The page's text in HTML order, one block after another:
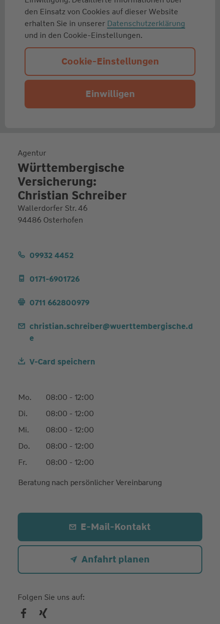
den Einsatz von Cookies auf dieser Website
erhalten Sie in unserer Datenschutzerklärung
und in den Cookie-Einstellungen.
Cookie-Einstellungen
Einwilligen
Agentur
Württembergische
Versicherung:
Christian Schreiber
Wallerdorfer Str. 46
94486 Osterhofen
09932 4452
0171-6901726
0711 662800979
christian.schreiber@wuerttembergische.d
e
V-Card speichern
Mo.
08:00 - 12:00
Di.
08:00 - 12:00
Mi.
08:00 - 12:00
Do.
08:00 - 12:00
Fr.
08:00 - 12:00
Beratung nach persönlicher Vereinbarung
E-Mail-Kontakt
Anfahrt planen
Folgen Sie uns auf: